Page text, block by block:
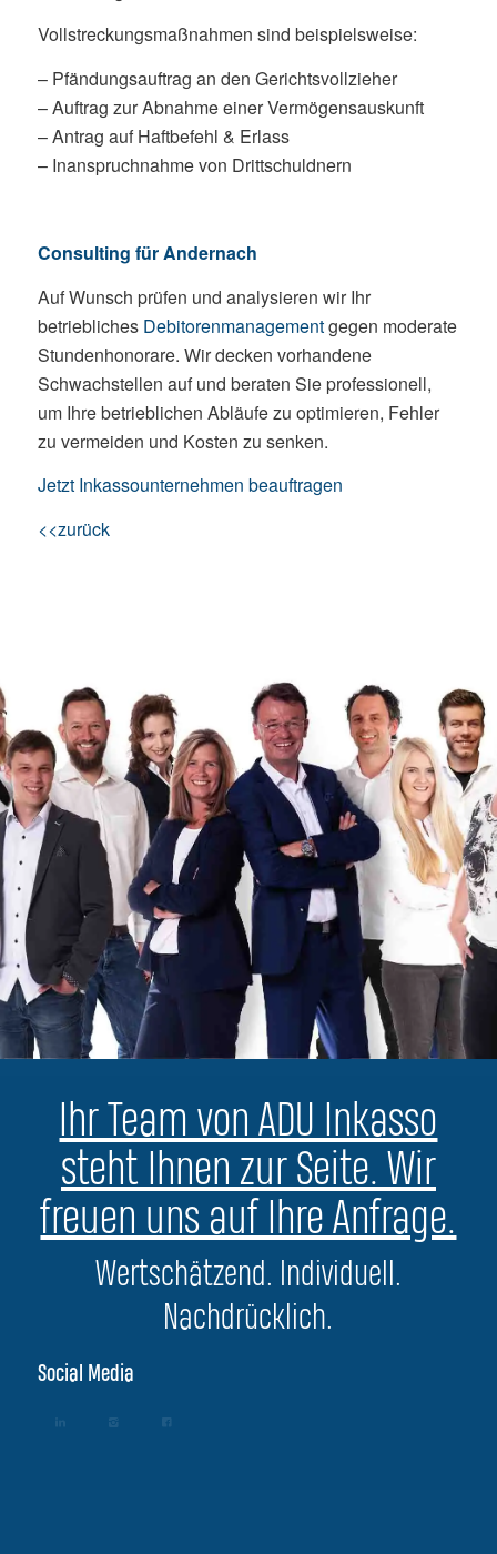
Vollstreckungsmaßnahmen sind beispielsweise:
– Pfändungsauftrag an den Gerichtsvollzieher
– Auftrag zur Abnahme einer Vermögensauskunft
– Antrag auf Haftbefehl & Erlass
– Inanspruchnahme von Drittschuldnern
Consulting für Andernach
Auf Wunsch prüfen und analysieren wir Ihr
betriebliches Debitorenmanagementgegen moderate
Stundenhonorare. Wir decken vorhandene
Schwachstellen auf und beraten Sie professionell,
um Ihre betrieblichen Abläufe zu optimieren, Fehler
zu vermeiden und Kosten zu senken.
Jetzt Inkassounternehmen beauftragen
<<zurück
Ihr Team von ADU Inkasso
steht Ihnen zur Seite. Wir
freuen uns auf Ihre Anfrage.
Wertschätzend. Individuell.
Nachdrücklich.
Social Media